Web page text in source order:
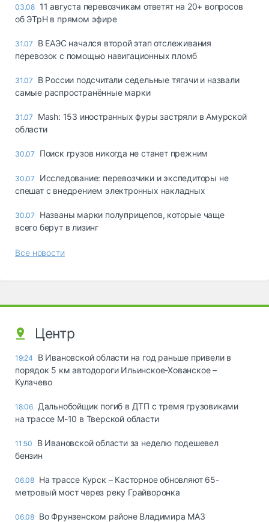
03.08 11 августа перевозчикам ответят на 20+ вопросов
об ЭТрН в прямом эфире
31.07
В ЕАЭС начался второй этап отслеживания
перевозок с помощью навигационных пломб
31.07
В России подсчитали седельные тягачи и назвали
самые распространённые марки
31.07
Mash: 153 иностранных фуры застряли в Амурской
области
30.07 Поиск грузов никогда не станет прежним
30.07
Исследование: перевозчики и экспедиторы не
спешат с внедрением электронных накладных
30.07
Названы марки полуприцепов, которые чаще
всего берут в лизинг
Все новости
Центр
19:24
В Ивановской области на год раньше привели в
порядок 5 км автодороги Ильинское-Хованское –
Кулачево
18:06 Дальнобойщик погиб в ДТП с тремя грузовиками
на трассе М-10 в Тверской области
11:50
В Ивановской области за неделю подешевел
бензин
06.08 На трассе Курск – Касторное обновляют 65-
метровый мост через реку Грайворонка
06.08 Во Фрунзенском районе Владимира МАЗ